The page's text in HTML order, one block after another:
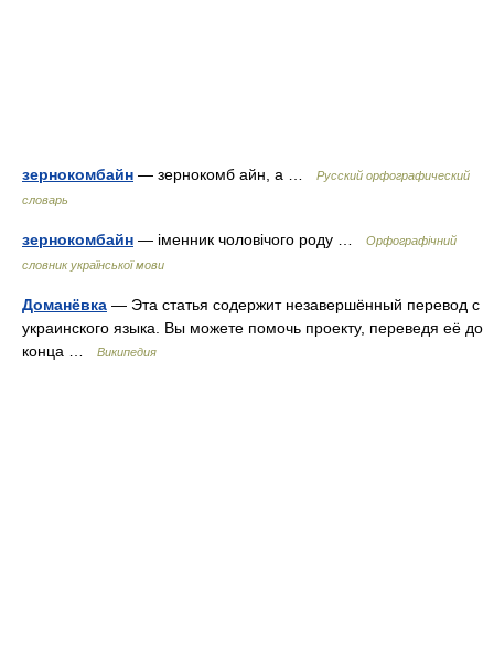
зернокомбайн — зернокомб айн, а …
Русский орфографический
словарь
зернокомбайн — іменник чоловічого роду …
Орфографічний
словник української мови
Доманёвка — Эта статья содержит незавершённый перевод с
украинского языка. Вы можете помочь проекту, переведя её до
конца …
Википедия